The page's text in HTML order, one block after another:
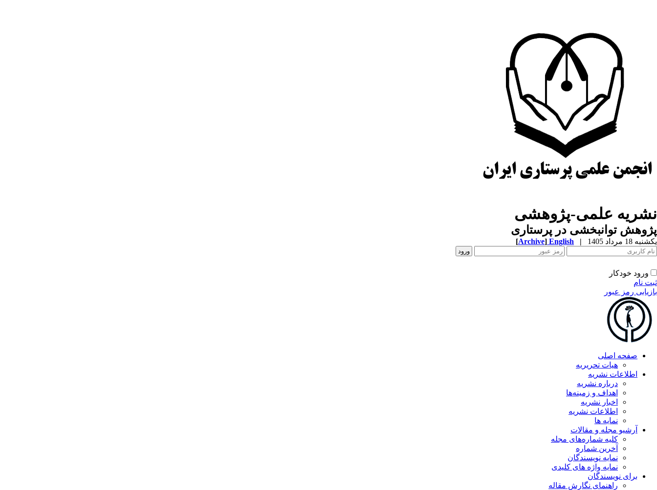
نشریه علمی-پژوهشی
پژوهش توانبخشی در پرستاری
یکشنبه 18 مرداد 1405 |
English
[Archive]
ورود خودکار
ثبت نام
بازیابی رمز عبور
صفحه اصلی
هیات تحریریه
اطلاعات نشریه
درباره نشریه
اهداف و زمینه‌ها
اخبار نشریه
اطلاعات نشریه
نمایه ها
آرشیو مجله و مقالات
کلیه شماره‌های مجله
آخرین شماره
نمایه نویسندگان
نمایه واژه های کلیدی
برای نویسندگان
راهنمای نگارش مقاله